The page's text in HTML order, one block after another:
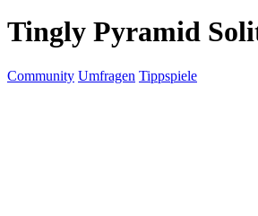
Tingly Pyramid
Community Umfragen Tippspiele